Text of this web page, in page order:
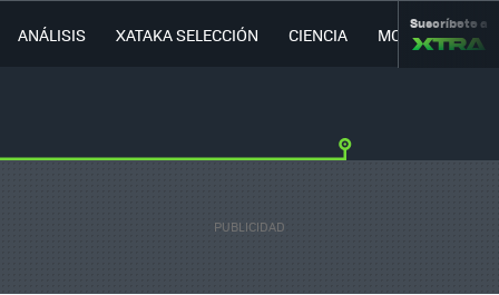
ANÁLISIS XATAKA SELECCIÓN CIENCIA MOVILIDAD
Suscríbete a